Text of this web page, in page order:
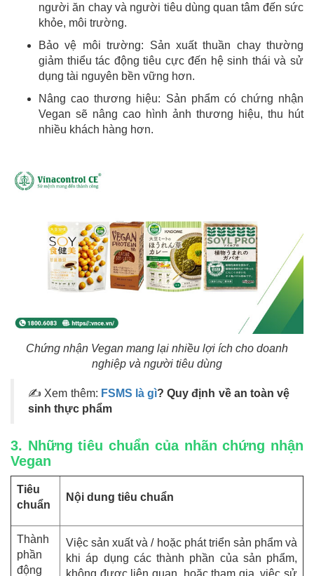
người ăn chay và người tiêu dùng quan tâm đến sức
khỏe, môi trường.
Bảo vệ môi trường: Sản xuất thuần chay thường
giảm thiểu tác động tiêu cực đến hệ sinh thái và sử
dụng tài nguyên bền vững hơn.
Nâng cao thương hiệu: Sản phẩm có chứng nhận
Vegan sẽ nâng cao hình ảnh thương hiệu, thu hút
nhiều khách hàng hơn.
Chứng nhận Vegan mang lại nhiều lợi ích cho doanh
nghiệp và người tiêu dùng
✍ Xem thêm: FSMS là gì? Quy định về an toàn vệ
sinh thực phẩm
3. Những tiêu chuẩn của nhãn chứng nhận
Vegan
Tiêu
chuẩn
Nội dung tiêu chuẩn
Thành
phần
động
Việc sản xuất và / hoặc phát triển sản phẩm và
khi áp dụng các thành phần của sản phẩm,